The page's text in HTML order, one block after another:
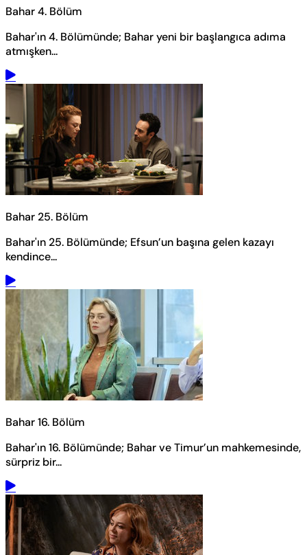
Bahar 4. Bölüm
Bahar'ın 4. Bölümünde; Bahar yeni bir başlangıca adıma
atmışken...
Bahar 25. Bölüm
Bahar'ın 25. Bölümünde; Efsun’un başına gelen kazayı
kendince...
Bahar 16. Bölüm
Bahar'ın 16. Bölümünde; Bahar ve Timur’un mahkemesinde,
sürpriz bir...